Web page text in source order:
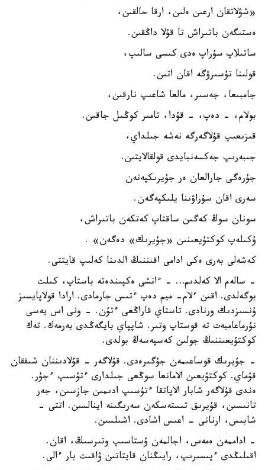
«شۋلاتقان ارعىن ەلىن، ارقا حالقىن،
ەستىگەن باتىراش تا قۇلا داڭقىن.
ساتىلاپ سۇراپ ەدى كىسى سالىپ،
قولىنا تۇسىرۋگە اقان اتىن.
جامبىعا، جەسىر، مالعا شاعىپ نارقىن،
بولام، - دەپ، - قۇدا، تامىر كوڭىل جاقىن.
قىزىعىپ قۇلاگەرگە نەشە جىلداي،
جىبەرىپ جەكسەنبايدى قولقالايتىن.
جۇرەگى جارالعان ەر جۇيرىكپەنەن
سەرى اقان سۇراۋىنا يلىكپەگەن.
سونان سوڭ كەگىن ساقتاپ كەتكەن باتىراش،
ۇكىلەپ كوكتۇيعىنىن «جۇيرىك» دەگەن» .
كەشەلى بەرى ەكى ادامى اقىننىڭ الدىنا كەلىپ قايتتى.
- سالەم الا كەلدىم… - ءانشى ەكپىندەتە باستاپ، كىلت
بوگەلدى. اقىن ءلام- ميم دەپ ءتىس جارمادى. ارادا قولاپايسىز
ۇنسىزدىك ورنادى. تاستاي قاراڭعى ءتۇن. - ونى اس يەسى
نۇرماعامبەت تە قوستاپ وتىر. شاپپاي بايگەڭدى بەرمەك. تەك
كوكتۇيعىننىڭ جولىن كەسپەسەڭ بولدى.
- جۇيرىك قوساعىمەن جۇگىرەدى. قۇلاگەر - قۇلادىننان شىققان
قۇماي. كوكتۇيعىن الامانعا سوڭعى جىلدارى ءتۇسىپ ءجۇر.
ەندى قۇلاگەر شابار الاپاتقا ءتۇسىپ ادىمىن جازسىن، جەر
تانىسىن، قۇيرىق تىستەسكەن سەرىگىنە اينالسىن. اتتى -
شابىس، ارنانى - اعىس اشادى. اشىلسىن.
- اداممەن ەمەس، اجالمەن ۇستاسىپ وتىرسىڭ، اقان.
اقىلىڭدى ءپىسىرىپ، رايىڭنان قايتاتىن ۋاقىت بار ءالى.